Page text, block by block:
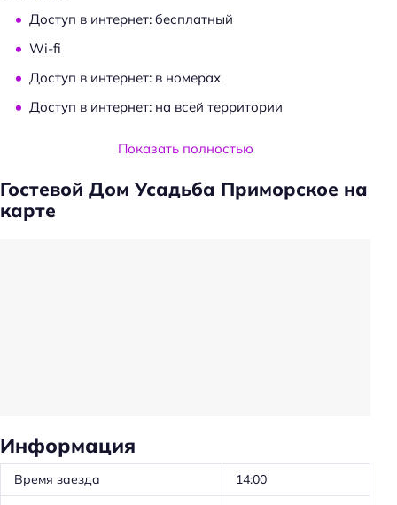
Доступ в интернет: бесплатный
Wi-fi
Доступ в интернет: в номерах
Доступ в интернет: на всей территории
Услуги и удобства
Прачечная
Стиральная машина
Кондиционер в номере
Показать полностью
Гостевой Дом Усадьба Приморское на
карте
Информация
Время заезда
14:00